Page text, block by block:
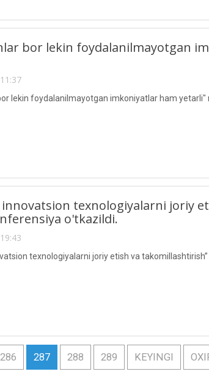
bor lekin foydalanilmayotgan
lekin foydalanilmayotgan imkoniyatlar ham yetarli"
texnologiyalarni joriy
o'tkazildi.
texnologiyalarni joriy etish va
286 287 288 289 KEYINGI